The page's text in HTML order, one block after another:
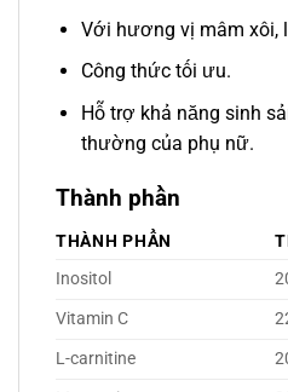
Với hương vị mâm xôi,
Công thức tối ưu.
Hỗ trợ khả năng sinh
thường của phụ nữ.
Thành phần
THÀNH PHẦN
Inositol
Vitamin C
L-carnitine